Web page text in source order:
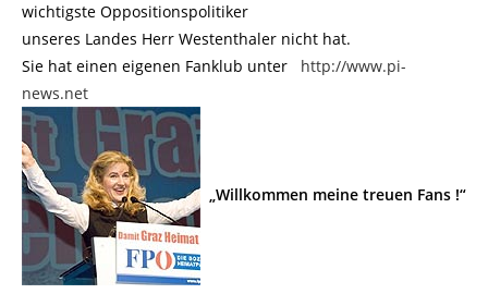
wichtigste Oppositionspolitiker
unseres Landes Herr Westenthaler nicht hat.
Sie hat einen eigenen Fanklub unter http://www.pi-
news.net
„Willkommen meine treuen Fans !“